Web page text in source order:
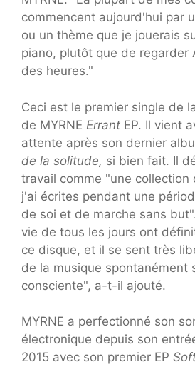
commencent aujourd'hui par
ou un thème que je jouerais
piano, plutôt que de regarder
des heures."
Ceci est le premier single de
de MYRNE Errant EP. Il vient
attente après son dernier
de la solitude, si bien fait. Il
travail comme "une collection
j'ai écrites pendant une
de soi et de marche sans
vie de tous les jours ont
ce disque, et il se sent très
de la musique spontanément
consciente", a-t-il ajouté.
MYRNE a perfectionné son
électronique depuis son
2015 avec son premier EP